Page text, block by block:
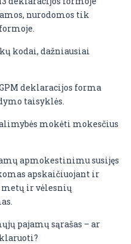
nurodomos tik
kodai, dažniausiai
deklaracijos forma
taisyklės.
mokėti mokesčius
apmokestinimu susijęs
apskaičiuojant ir
metų ir vėlesnių
pajamų sąrašas – ar